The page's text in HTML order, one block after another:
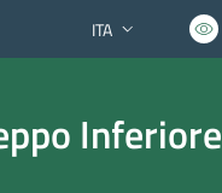
Lingua attiva:
ITA
Inferiore